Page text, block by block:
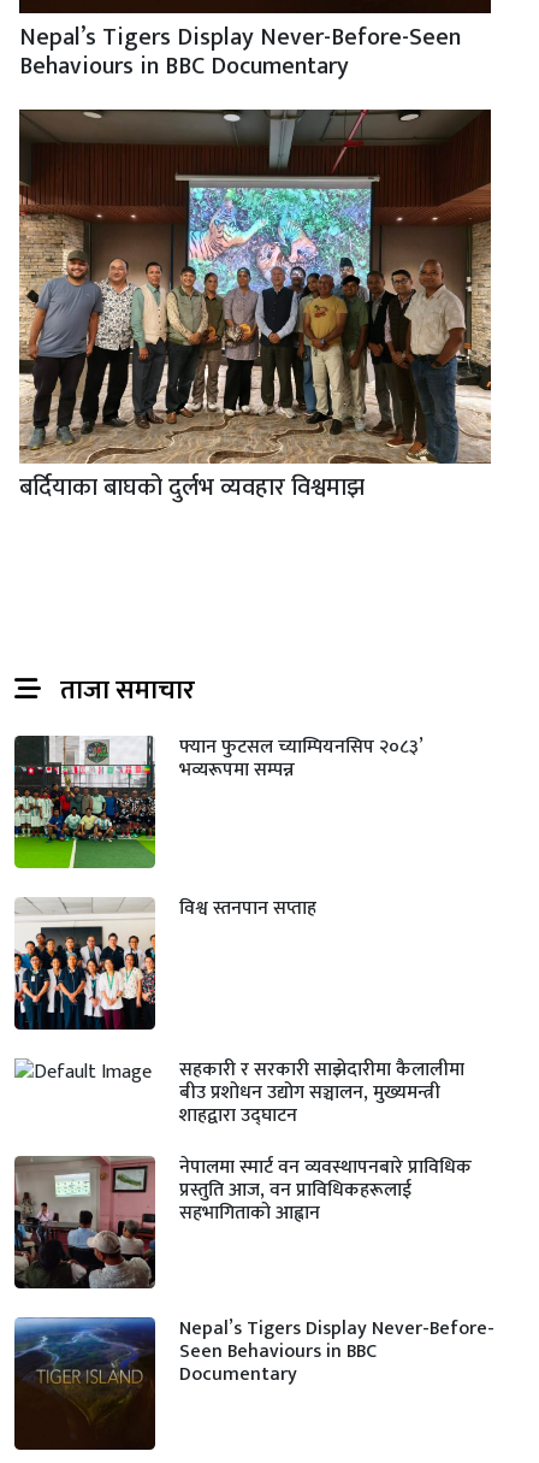
Nepal’s Tigers Display Never-Before-Seen
Behaviours in BBC Documentary
बर्दियाका बाघको दुर्लभ व्यवहार विश्वमाझ
ताजा समाचार
फ्यान फुटसल च्याम्पियनसिप २०८३’
भव्यरूपमा सम्पन्न
विश्व स्तनपान सप्ताह
सहकारी र सरकारी साझेदारीमा कैलालीमा
बीउ प्रशोधन उद्योग सञ्चालन, मुख्यमन्त्री
शाहद्वारा उद्घाटन
नेपालमा स्मार्ट वन व्यवस्थापनबारे प्राविधिक
प्रस्तुति आज, वन प्राविधिकहरूलाई
सहभागिताको आह्वान
Nepal’s Tigers Display Never-Before-
Seen Behaviours in BBC
Documentary